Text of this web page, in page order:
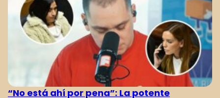
“No está ahí por pena”: La potente